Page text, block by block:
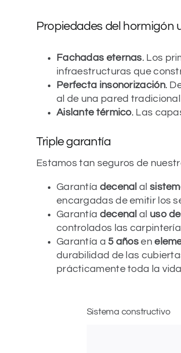
Propiedades del hormigón
Fachadas eternas. Los
infraestructuras que
Perfecta insonorización.
al de una pared
Aislante térmico. Las
Triple garantía
Estamos tan seguros de
Garantía decenal al
encargadas de emitir los
Garantía decenal al uso
controlados las
Garantía a 5 años en
durabilidad de las
prácticamente toda la
Sistema constructivo